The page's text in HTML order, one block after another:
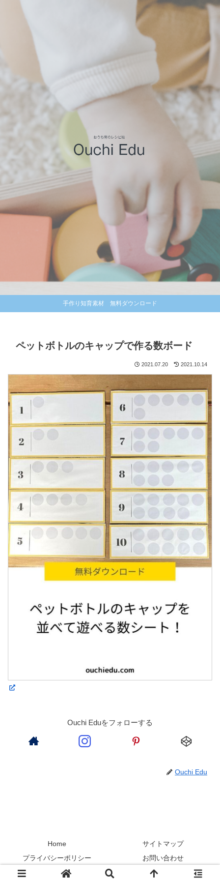
手作り知育素材 無料ダウンロード
ペットボトルのキャップで作る数ボード
2021.07.20 2021.10.14
Ouchi Eduをフォローする
Ouchi Edu
Home
サイトマップ
プライバシーポリシー
お問い合わせ
Copyright © 2019-2026 ouchiedu All Rights Reserved.